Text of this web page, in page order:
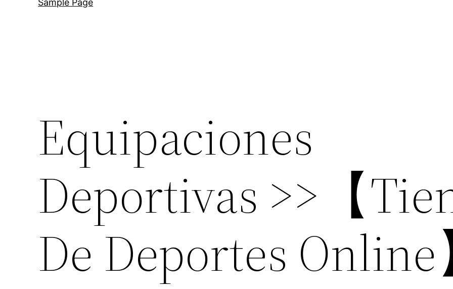
Sample Page
Equipaciones
Deportivas >>【
De Deportes